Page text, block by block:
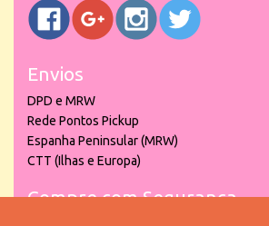
Envios
DPD e MRW
Rede Pontos Pickup
Espanha Peninsular (MRW)
CTT (Ilhas e Europa)
Compre com Segurança